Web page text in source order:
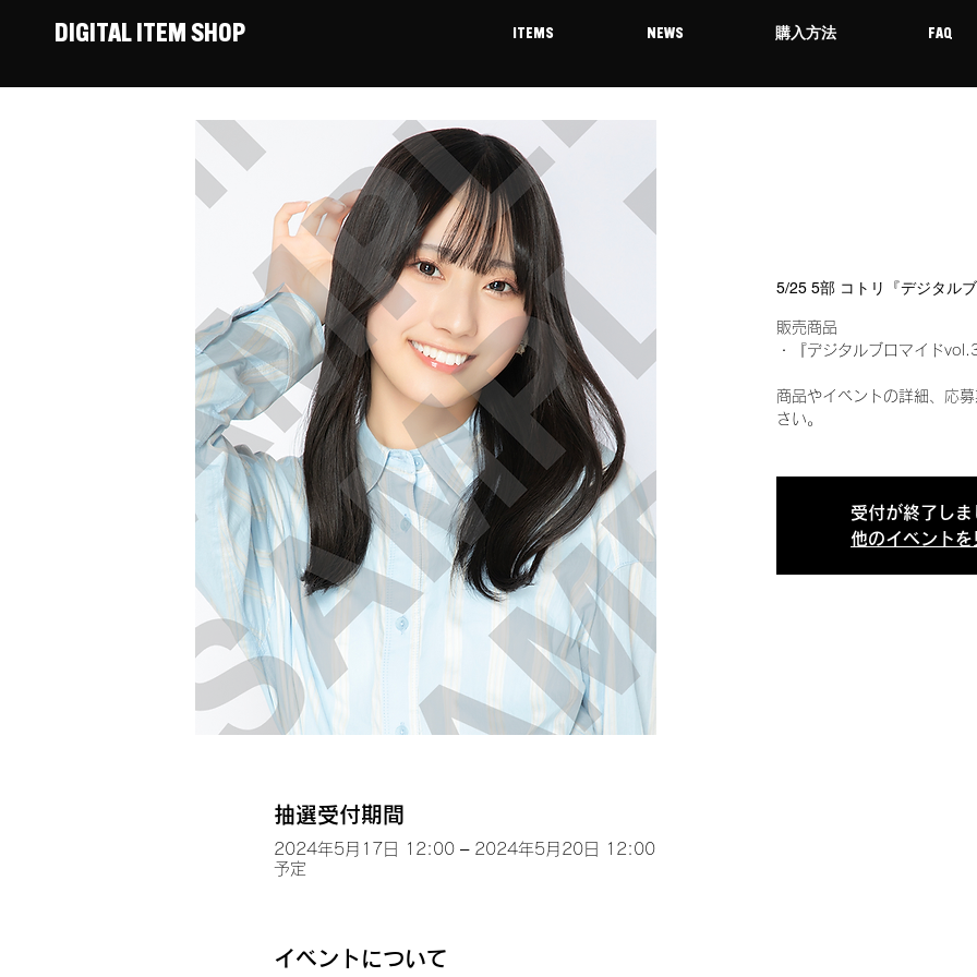
DIGITAL ITEM SHOP ITEMS NEWS 購入方法 FAQ
5/25 5部 コトリ『デジタル
販売商品
・『デジタルブロマイド
商品やイベントの詳細、応
さい。
受付が終了しま
他のイベントを
抽選受付期間
2024年5月17日 12:00 – 2024年5月20日 12:00
予定
イベントについて